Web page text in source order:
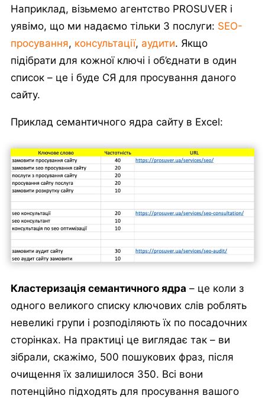
Наприклад, візьмемо агентство PROSUVER і
уявімо, що ми надаємо тільки 3 послуги: SEO-
просування, консультації, аудити. Якщо
підібрати для кожної ключі і об’єднати в один
список – це і буде СЯ для просування даного
сайту.
Приклад семантичного ядра сайту в Excel:
Кластеризація семантичного ядра – це коли з
одного великого списку ключових слів роблять
невеликі групи і розподіляють їх по посадочних
сторінках. На практиці це виглядає так – ви
зібрали, скажімо, 500 пошукових фраз, після
очищення їх залишилося 350. Всі вони
потенційно підходять для просування вашого